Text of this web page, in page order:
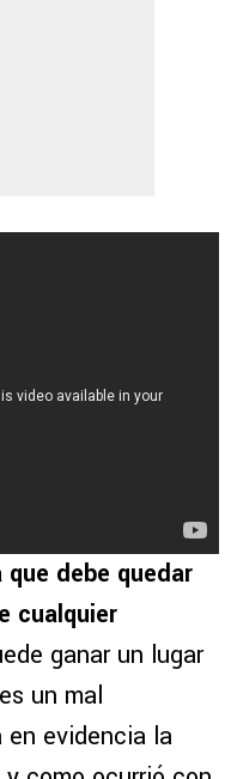
debe quedar
cualquier
ganar un lugar
un mal
evidencia la